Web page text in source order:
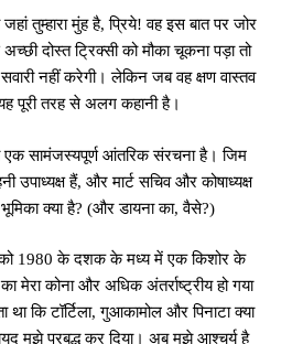
तुम्हारा मुंह है, प्रिये! वह इस बात पर जोर
दोस्त ट्रिक्सी को मौका चूकना पड़ा तो
नहीं करेगी। लेकिन जब वह क्षण वास्तव
पूरी तरह से अलग कहानी है।
एक सामंजस्यपूर्ण आंतरिक संरचना है। जिम
उपाध्यक्ष हैं, और मार्ट सचिव और कोषाध्यक्ष
क्या है? (और डायना का, वैसे?)
1980 के दशक के मध्य में एक किशोर के
मेरा कोना और अधिक अंतर्राष्ट्रीय हो गया
कि टॉर्टिला, गुआकामोल और पिनाटा क्या
मुझे प्रबुद्ध कर दिया। अब मुझे आश्चर्य है